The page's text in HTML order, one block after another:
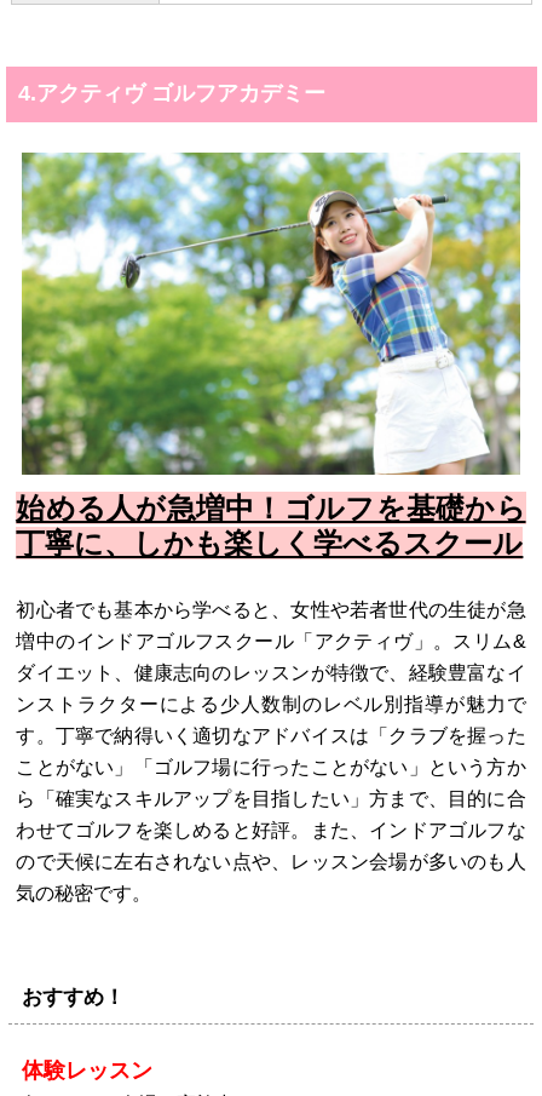
4.アクティヴ ゴルフアカデミー
始める人が急増中！ゴルフを基礎から
丁寧に、しかも楽しく学べるスクール
初心者でも基本から学べると、女性や若者世代の生徒が急
増中のインドアゴルフスクール「アクティヴ」。スリム&
ダイエット、健康志向のレッスンが特徴で、経験豊富なイ
ンストラクターによる少人数制のレベル別指導が魅力で
す。丁寧で納得いく適切なアドバイスは「クラブを握った
ことがない」「ゴルフ場に行ったことがない」という方か
ら「確実なスキルアップを目指したい」方まで、目的に合
わせてゴルフを楽しめると好評。また、インドアゴルフな
ので天候に左右されない点や、レッスン会場が多いのも人
気の秘密です。
おすすめ！
体験レッスン